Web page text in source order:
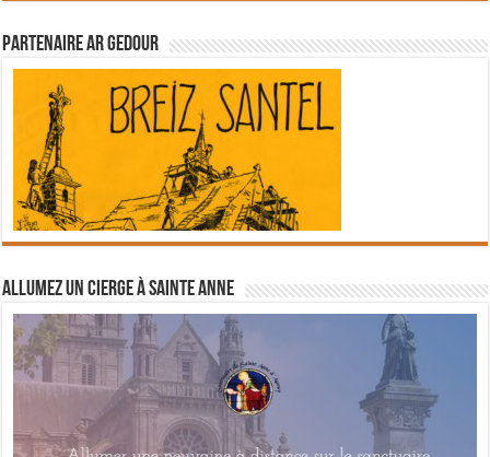
Partenaire Ar Gedour
Allumez un cierge à Sainte Anne